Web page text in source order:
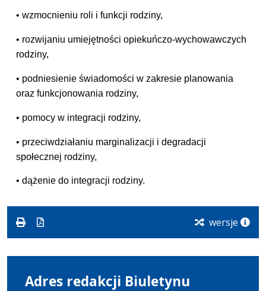
• wzmocnieniu roli i funkcji rodziny,
• rozwijaniu umiejętności opiekuńczo-wychowawczych
rodziny,
• podniesienie świadomości w zakresie planowania
oraz funkcjonowania rodziny,
• pomocy w integracji rodziny,
• przeciwdziałaniu marginalizacji i degradacji
społecznej rodziny,
• dążenie do integracji rodziny.
wersje
Adres redakcji Biuletynu